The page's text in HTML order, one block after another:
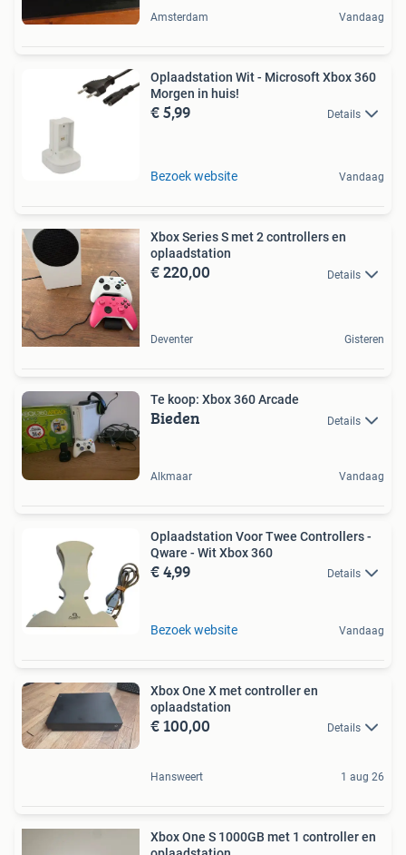
Amsterdam Vandaag
Oplaadstation Wit - Microsoft Xbox 360
Morgen in huis!
€ 5,99 Details
Bezoek website Vandaag
Xbox Series S met 2 controllers en
oplaadstation
€ 220,00 Details
Deventer Gisteren
Te koop: Xbox 360 Arcade
Bieden Details
Alkmaar Vandaag
Oplaadstation Voor Twee Controllers -
Qware - Wit Xbox 360
€ 4,99 Details
Bezoek website Vandaag
Xbox One X met controller en
oplaadstation
€ 100,00 Details
Hansweert 1 aug 26
Xbox One S 1000GB met 1 controller en